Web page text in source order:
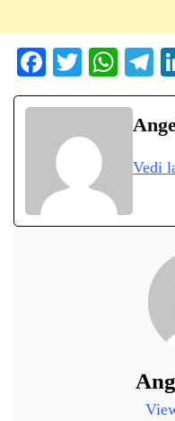
Fa
ce
ok
T
wi
r
W
ha
ts
pp
le
m
Vedi